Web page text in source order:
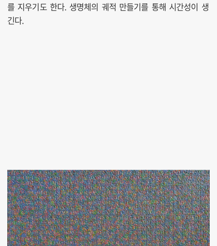
를 지우기도 한다. 생명체의 궤적 만들기를 통해 시간성이 생
긴다.